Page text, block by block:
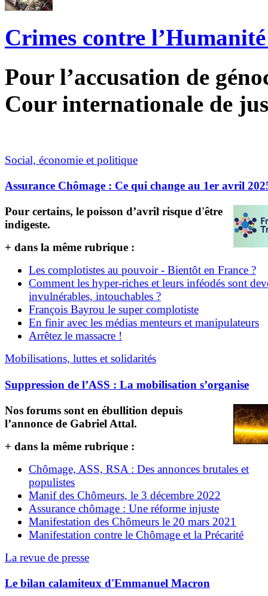
Crimes contre
Pour l’accusation de
Cour internationale de
Social, économie et politique
Assurance Chômage : Ce qui change au 1er avril
Pour certains, le poisson d’avril risque d'être
indigeste.
+ dans la même rubrique :
Les complotistes au pouvoir - Bientôt en France ?
Comment les hyper-riches et leurs inféodés sont
invulnérables, intouchables ?
François Bayrou le super complotiste
En finir avec les médias menteurs et manipulateurs
Arrêtez le massacre !
Mobilisations, luttes et solidarités
Suppression de l’ASS : La mobilisation s’organise
Nos forums sont en ébullition depuis
l’annonce de Gabriel Attal.
+ dans la même rubrique :
Chômage, ASS, RSA : Des annonces brutales et
populistes
Manif des Chômeurs, le 3 décembre 2022
Assurance chômage : Une réforme injuste
Manifestation des Chômeurs le 20 mars 2021
Manifestation contre le Chômage et la Précarité
La revue de presse
Le bilan calamiteux d'Emmanuel Macron